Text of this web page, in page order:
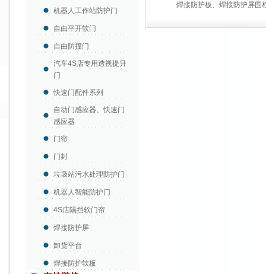
机器人工作站防护门
自由平开软门
自由防撞门
汽车4S店专用透视提升
门
快速门配件系列
自动门感应器、快速门
感应器
门帘
门封
垃圾站污水处理防护门
机器人智能防护门
4S店隔挡软门帘
焊接防护屏
卸货平台
焊接防护软板
焊接防护板、焊接防护屏围